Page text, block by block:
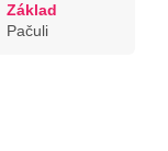
Základ
Pačuli